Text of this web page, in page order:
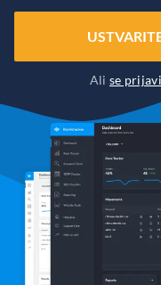
Alise